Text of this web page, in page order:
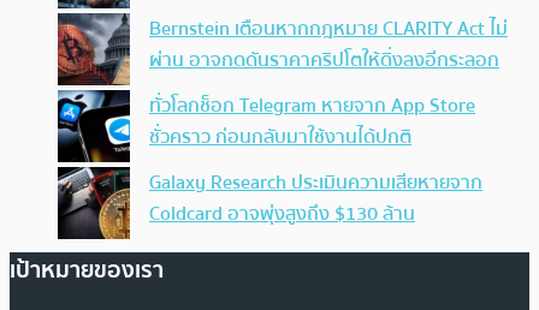
Bernstein เตือนหากกฎหมาย CLARITY Act ไม่
ผ่าน อาจกดดันราคาคริปโตให้ดิ่งลงอีกระลอก
ทั่วโลกช็อก Telegram หายจาก App Store
ชั่วคราว ก่อนกลับมาใช้งานได้ปกติ
Galaxy Research ประเมินความเสียหายจาก
Coldcard อาจพุ่งสูงถึง $130 ล้าน
เป้าหมายของเรา